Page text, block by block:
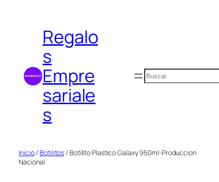
contenidoRegalo
s
Empre
sariale
s
Buscar
Inicio/ Botilitos / Botilito Plastico Galaxy 950ml-Produccion
Nacional